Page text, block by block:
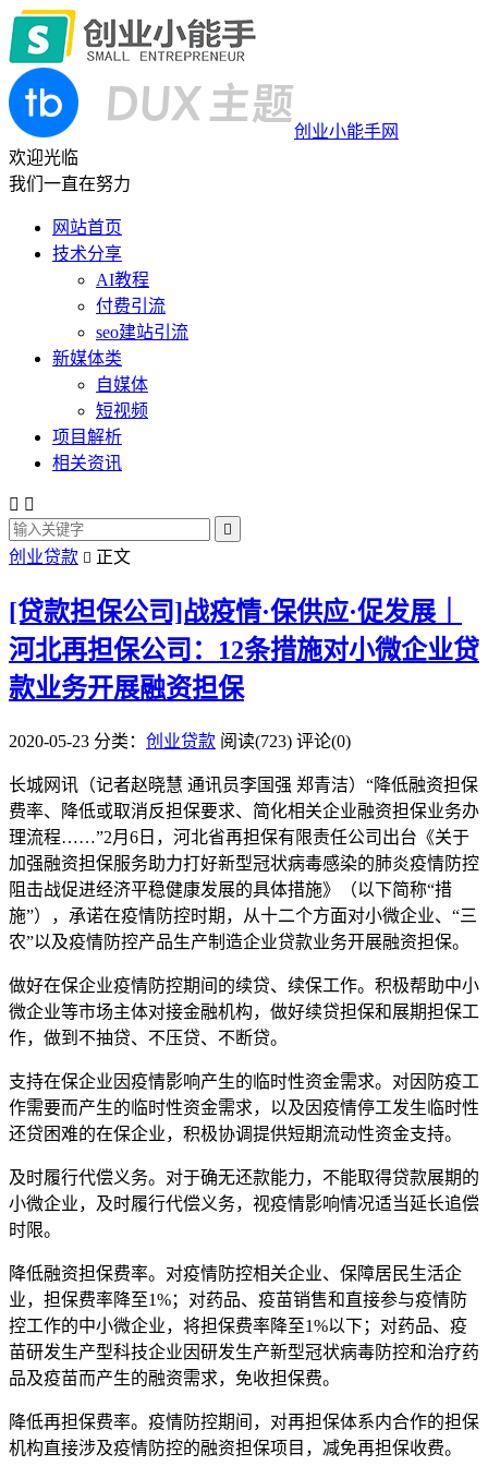
创业小能手网
欢迎光临
我们一直在努力
网站首页
技术分享
AI教程
付费引流
seo建站引流
新媒体类
自媒体
短视频
项目解析
相关资讯
 

创业贷款  正文
[贷款担保公司]战疫情·保供应·促发展｜
河北再担保公司：12条措施对小微企业贷
款业务开展融资担保
2020-05-23 分类： 创业贷款 阅读(723) 评论(0)
长城网讯（记者赵晓慧 通讯员李国强 郑青洁）“降低融资担保
费率、降低或取消反担保要求、简化相关企业融资担保业务办
理流程……”2月6日，河北省再担保有限责任公司出台《关于
加强融资担保服务助力打好新型冠状病毒感染的肺炎疫情防控
阻击战促进经济平稳健康发展的具体措施》（以下简称“措
施”），承诺在疫情防控时期，从十二个方面对小微企业、“三
农”以及疫情防控产品生产制造企业贷款业务开展融资担保。
做好在保企业疫情防控期间的续贷、续保工作。积极帮助中小
微企业等市场主体对接金融机构，做好续贷担保和展期担保工
作，做到不抽贷、不压贷、不断贷。
支持在保企业因疫情影响产生的临时性资金需求。对因防疫工
作需要而产生的临时性资金需求，以及因疫情停工发生临时性
还贷困难的在保企业，积极协调提供短期流动性资金支持。
及时履行代偿义务。对于确无还款能力，不能取得贷款展期的
小微企业，及时履行代偿义务，视疫情影响情况适当延长追偿
时限。
降低融资担保费率。对疫情防控相关企业、保障居民生活企
业，担保费率降至1%；对药品、疫苗销售和直接参与疫情防
控工作的中小微企业，将担保费率降至1%以下；对药品、疫
苗研发生产型科技企业因研发生产新型冠状病毒防控和治疗药
品及疫苗而产生的融资需求，免收担保费。
降低再担保费率。疫情防控期间，对再担保体系内合作的担保
机构直接涉及疫情防控的融资担保项目，减免再担保收费。